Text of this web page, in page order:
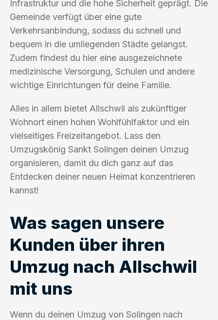
Infrastruktur und die hohe Sicherheit geprägt. Die
Gemeinde verfügt über eine gute
Verkehrsanbindung, sodass du schnell und
bequem in die umliegenden Städte gelangst.
Zudem findest du hier eine ausgezeichnete
medizinische Versorgung, Schulen und andere
wichtige Einrichtungen für deine Familie.
Alles in allem bietet Allschwil als zukünftiger
Wohnort einen hohen Wohlfühlfaktor und ein
vielseitiges Freizeitangebot. Lass den
Umzugskönig Sankt Solingen deinen Umzug
organisieren, damit du dich ganz auf das
Entdecken deiner neuen Heimat konzentrieren
kannst!
Was sagen unsere
Kunden über ihren
Umzug nach Allschwil
mit uns
Wenn du deinen Umzug von Solingen nach